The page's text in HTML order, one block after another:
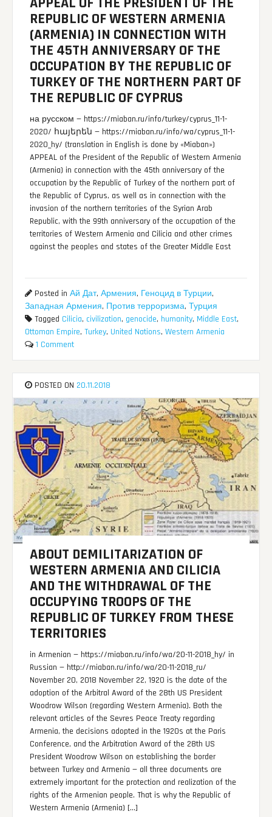
REPUBLIC OF WESTERN ARMENIA
(ARMENIA) IN CONNECTION WITH
THE 45TH ANNIVERSARY OF THE
OCCUPATION BY THE REPUBLIC OF
TURKEY OF THE NORTHERN PART OF
THE REPUBLIC OF CYPRUS
на русском — https://miaban.ru/info/turkey/cyprus_11-1-
2020/ հայերեն — https://miaban.ru/info/wa/cyprus_11-1-
2020_hy/ (translation in English is done by «Miaban»)
APPEAL of the President of the Republic of Western Armenia
(Armenia) in connection with the 45th anniversary of the
occupation by the Republic of Turkey of the northern part of
the Republic of Cyprus, as well as in connection with the
invasion of the northern territories of the Syrian Arab
Republic, with the 99th anniversary of the occupation of the
territories of Western Armenia and Cilicia and other crimes
against the peoples and states of the Greater Middle East
Posted inАй Дат,Армения, Геноцид в Турции,
Западная Армения, Против терроризма,Турция
Tagged Cilicia, civilization, genocide, humanity, Middle East,
Ottoman Empire,Turkey, United Nations,Western Armenia
1 Comment
POSTED ON 20.11.2018
ABOUT DEMILITARIZATION OF
WESTERN ARMENIA AND CILICIA
AND THE WITHDRAWAL OF THE
OCCUPYING TROOPS OF THE
REPUBLIC OF TURKEY FROM THESE
TERRITORIES
in Armenian — https://miaban.ru/info/wa/20-11-2018_hy/ in
Russian — http://miaban.ru/info/wa/20-11-2018_ru/
November 20, 2018 November 22, 1920 is the date of the
adoption of the Arbitral Award of the 28th US President
Woodrow Wilson (regarding Western Armenia). Both the
relevant articles of the Sevres Peace Treaty regarding
Armenia, the decisions adopted in the 1920s at the Paris
Conference, and the Arbitration Award of the 28th US
President Woodrow Wilson on establishing the border
between Turkey and Armenia — all three documents are
extremely important for the protection and realization of the
rights of the Armenian people. That is why the Republic of
Western Armenia (Armenia) […]